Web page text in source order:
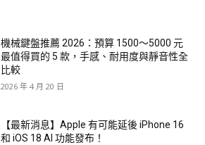
機械鍵盤推薦 2026：預算 1500～5000 元
最值得買的 5 款，手感、耐用度與靜音性全
比較
2026 年 4 月 20 日
【最新消息】Apple 有可能延後 iPhone 16
和 iOS 18 AI 功能發布！